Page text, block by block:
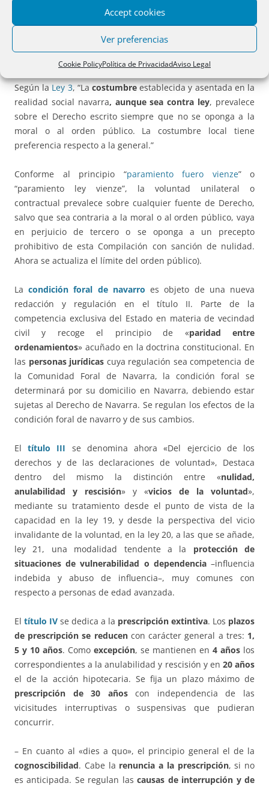
Accept cookies
Ver preferencias
Cookie PolicyPolítica de PrivacidadAviso Legal
redacción que el mismo tienen en el momento de entrada
en vigor de esta Ley Foral”. También desaparece la
referencia a que no se aplicará a supuestos distintos de los
Según laLey 3, “Lacostumbreestablecida y asentada en la
realidad social navarra, aunque sea contra ley, prevalece
sobre el Derecho escrito siempre que no se oponga a la
moral o al orden público. La costumbre local tiene
preferencia respecto a la general.”
Conforme al principio “paramiento fuero vienze” o
“paramiento ley vienze”, la voluntad unilateral o
contractual prevalece sobre cualquier fuente de Derecho,
salvo que sea contraria a la moral o al orden público, vaya
en perjuicio de tercero o se oponga a un precepto
prohibitivo de esta Compilación con sanción de nulidad.
Ahora se actualiza el límite del orden público).
Lacondición foral de navarro es objeto de una nueva
redacción y regulación en el título II. Parte de la
competencia exclusiva del Estado en materia de vecindad
civil y recoge el principio de «paridad entre
ordenamientos» acuñado en la doctrina constitucional. En
las personas jurídicas cuya regulación sea competencia de
la Comunidad Foral de Navarra, la condición foral se
determinará por su domicilio en Navarra, debiendo estar
sujetas al Derecho de Navarra. Se regulan los efectos de la
condición foral de navarro y de sus cambios.
Eltítulo III se denomina ahora «Del ejercicio de los
derechos y de las declaraciones de voluntad», Destaca
dentro del mismo la distinción entre «nulidad,
anulabilidad y rescisión» y «vicios de la voluntad»,
mediante su tratamiento desde el punto de vista de la
capacidad en la ley 19, y desde la perspectiva del vicio
invalidante de la voluntad, en la ley 20, a las que se añade,
ley 21, una modalidad tendente a la protección de
situaciones de vulnerabilidad o dependencia–influencia
indebida y abuso de influencia–, muy comunes con
respecto a personas de edad avanzada.
El título IV se dedica a la prescripción extintiva. Los plazos
de prescripción se reducencon carácter general a tres: 1,
5 y 10 años. Como excepción, se mantienen en 4 años los
correspondientes a la anulabilidad y rescisión y en 20 años
el de la acción hipotecaria. Se fija un plazo máximo de
prescripción de 30 añoscon independencia de las
vicisitudes interruptivas o suspensivas que pudieran
concurrir.
– En cuanto al «dies a quo», el principio general el de la
cognoscibilidad. Cabe la renuncia a la prescripción, si no
es anticipada. Se regulan lascausas de interrupción y de